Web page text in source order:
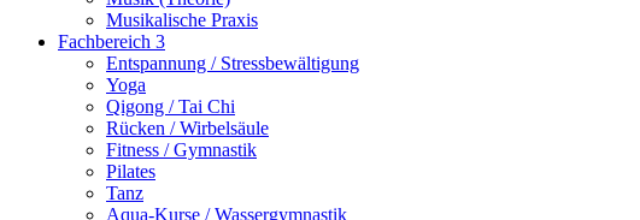
Musikalische Praxis
Fachbereich 3
Entspannung / Stressbewältigung
Yoga
Qigong / Tai Chi
Rücken / Wirbelsäule
Fitness / Gymnastik
Pilates
Tanz
Aqua-Kurse / Wassergymnastik